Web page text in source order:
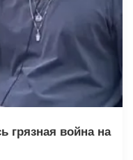
грязная война на